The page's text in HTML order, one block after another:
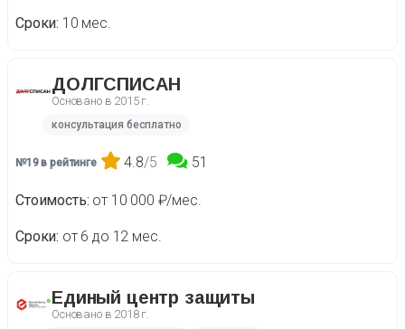
Сроки 10 мес.
ДОЛГСПИСАН
Основано в 2015 г.
консультация бесплатно
№19 в рейтинге 4.8/5 51
Стоимость от 10 000 ₽/мес.
Сроки от 6 до 12 мес.
Единый центр защиты
Основано в 2018 г.